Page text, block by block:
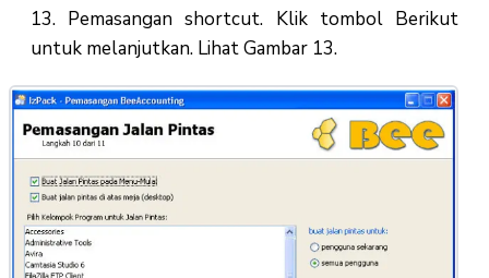
13. Pemasangan shortcut. Klik tombol Berikut
untuk melanjutkan. Lihat Gambar 13.